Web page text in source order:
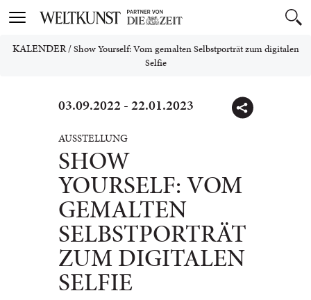
Toggle
KALENDER/Show Yourself: Vom gemalten Selbstporträt zum digitalen
Selfie
03.09.2022 - 22.01.2023
AUSSTELLUNG
SHOW
YOURSELF: VOM
GEMALTEN
SELBSTPORTRÄT
ZUM DIGITALEN
SELFIE